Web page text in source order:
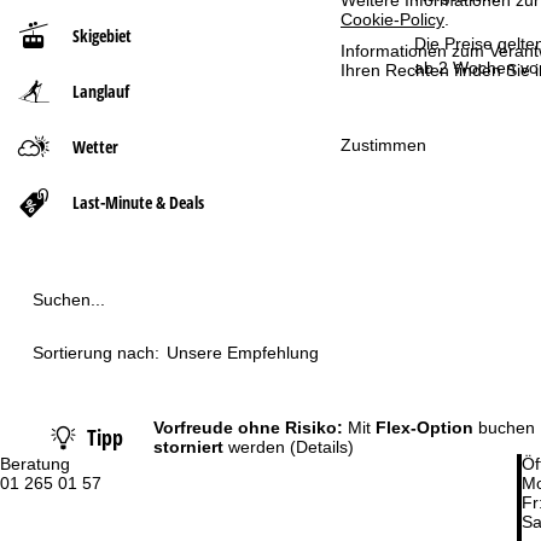
Cookie-Policy
Informationen zum
Ihren Rechten finden Sie
Zustimmen
Beratung
01 265 01 57
Skigebiet
Langlauf
Wetter
Last-Minute & Deals
t
Die Preise
ab 2 Wochen
Suchen...
Sortierung nach: Unsere Empfehlung
Tipp Vorfreude ohne Risiko: Mit Flex-Option buchen
storniertwerden (Details)